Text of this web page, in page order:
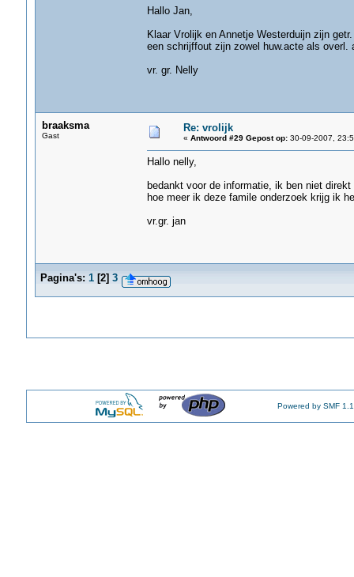
Hallo Jan,
Klaar Vrolijk en Annetje Westerduijn zijn
een schrijffout zijn zowel huw.acte als overl.
vr. gr. Nelly
braaksma
Gast
Re: vrolijk
« Antwoord #29 Gepost op:30-09-2007,
Hallo nelly,
bedankt voor de informatie, ik ben niet
hoe meer ik deze famile onderzoek krijg ik
vr.gr. jan
Pagina's: 1[2] 3
Powered by SMF